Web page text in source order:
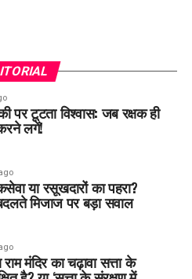
पर टूटता विश्वास: जब रक्षक ही
लगें!
या रसूखदारों का पहरा?
मिजाज पर बड़ा सवाल
मंदिर का चढ़ावा सत्ता के